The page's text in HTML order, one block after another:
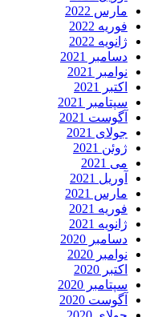
مارس 2022
فوریه 2022
ژانویه 2022
دسامبر 2021
نوامبر 2021
اکتبر 2021
سپتامبر 2021
آگوست 2021
جولای 2021
ژوئن 2021
می 2021
آوریل 2021
مارس 2021
فوریه 2021
ژانویه 2021
دسامبر 2020
نوامبر 2020
اکتبر 2020
سپتامبر 2020
آگوست 2020